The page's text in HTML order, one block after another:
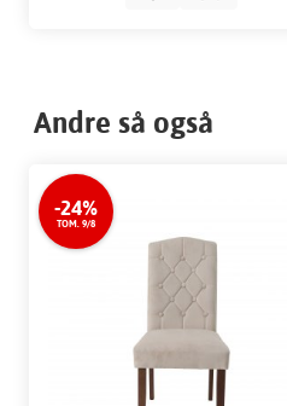
Andre så også
-24%
TOM. 9/8